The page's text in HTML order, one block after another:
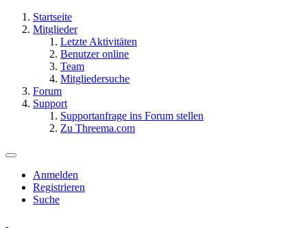
Startseite
Mitglieder
Letzte Aktivitäten
Benutzer online
Team
Mitgliedersuche
Forum
Support
Supportanfrage ins Forum stellen
Zu Threema.com
Anmelden
Registrieren
Suche